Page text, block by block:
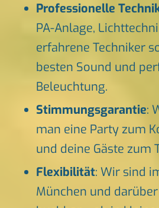
Professionelle
PA-Anlage,
erfahrene Techniker
besten Sound und
Beleuchtung.
Stimmungsgarantie:
man eine Party zum
und deine Gäste zum
Flexibilität: Wir sind
München und